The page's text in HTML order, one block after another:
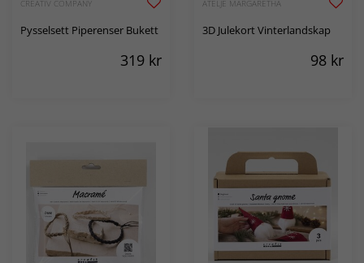
CREATIV COMPANY
Pysselsett Piperenser Bukett
319 kr
ATELJÉ MARGARETHA
3D Julekort Vinterlandskap
98 kr